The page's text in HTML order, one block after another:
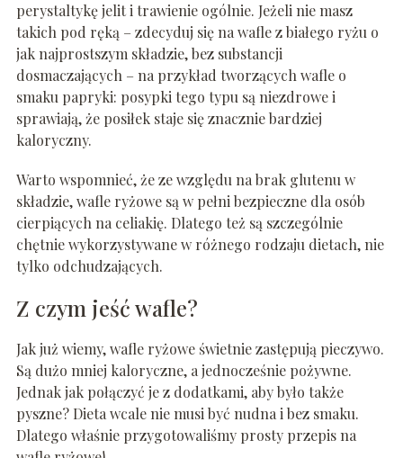
perystaltykę jelit i trawienie ogólnie. Jeżeli nie masz
takich pod ręką – zdecyduj się na wafle z białego ryżu o
jak najprostszym składzie, bez substancji
dosmaczających – na przykład tworzących wafle o
smaku papryki: posypki tego typu są niezdrowe i
sprawiają, że posiłek staje się znacznie bardziej
kaloryczny.
Warto wspomnieć, że ze względu na brak glutenu w
składzie, wafle ryżowe są w pełni bezpieczne dla osób
cierpiących na celiakię. Dlatego też są szczególnie
chętnie wykorzystywane w różnego rodzaju dietach, nie
tylko odchudzających.
Z czym jeść wafle?
Jak już wiemy, wafle ryżowe świetnie zastępują pieczywo.
Są dużo mniej kaloryczne, a jednocześnie pożywne.
Jednak jak połączyć je z dodatkami, aby było także
pyszne? Dieta wcale nie musi być nudna i bez smaku.
Dlatego właśnie przygotowaliśmy prosty przepis na